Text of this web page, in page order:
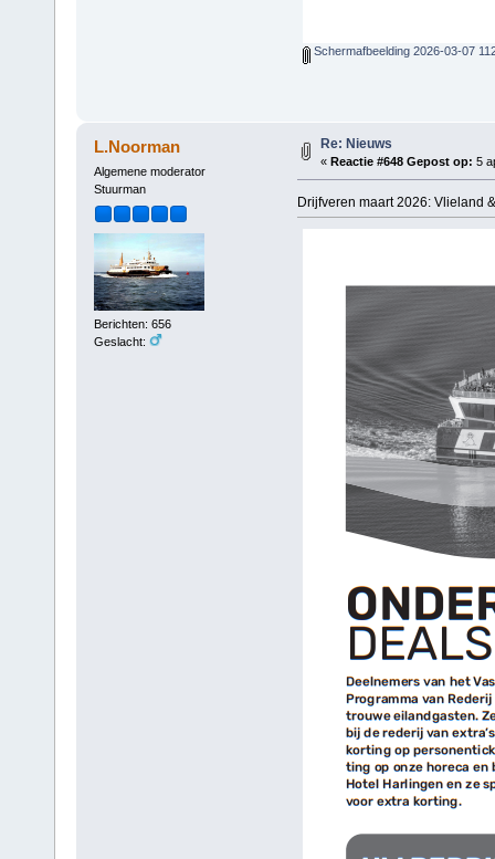
Schermafbeelding 2026-03-07
L.Noorman
Algemene moderator
Stuurman
Berichten: 656
Geslacht:
Re: Nieuws
« Reactie #648 Gepost op: 5
Drijfveren maart 2026: Vlieland